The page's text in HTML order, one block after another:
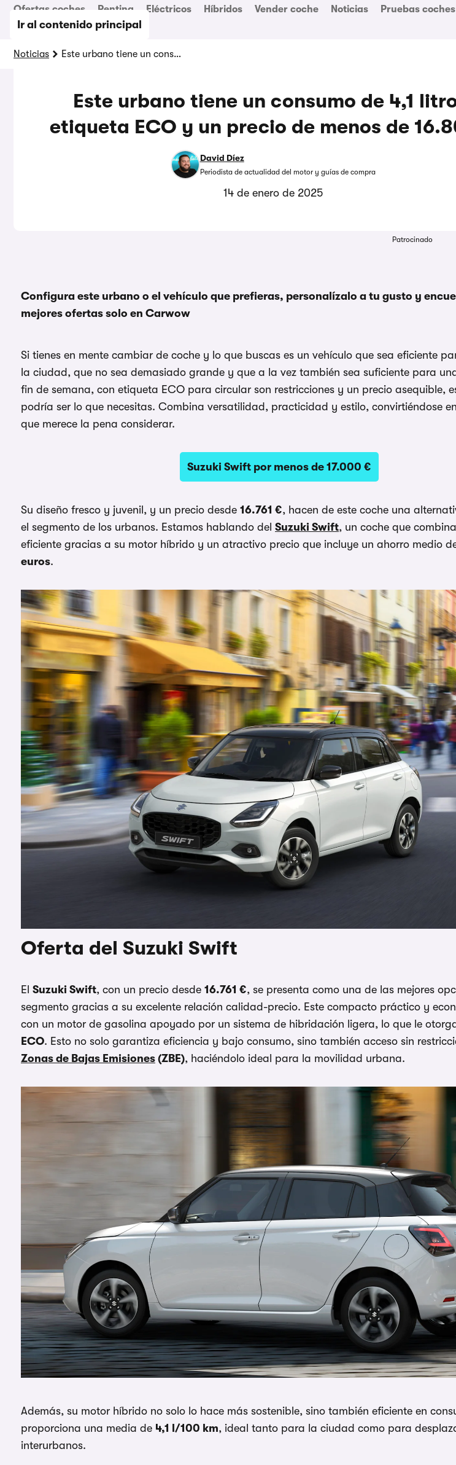
Ir al contenido principal
Ofertas coches Renting Eléctricos Híbridos Vender coche Noticias Pruebas coches
Noticias Este urbano tiene un consumo de 4,1 litros, etiqueta ECO y un precio de menos de 16.800 €
Este urbano tiene un consumo de 4,1
etiqueta ECO y un precio de menos de
David Díez
Periodista de actualidad del motor y guías de compra
14 de enero de 2025
Patrocinado
Configura este urbano o el vehículo que prefieras, personalízalo a tu gusto y
mejores ofertas solo en Carwow
Si tienes en mente cambiar de coche y lo que buscas es un vehículo que sea eficiente
la ciudad, que no sea demasiado grande y que a la vez también sea suficiente para
fin de semana, con etiqueta ECO para circular son restricciones y un precio asequible,
podría ser lo que necesitas. Combina versatilidad, practicidad y estilo, convirtiéndose
que merece la pena considerar.
Suzuki Swift por menos de 17.000 €
Su diseño fresco y juvenil, y un precio desde 16.761 €, hacen de este coche una
el segmento de los urbanos. Estamos hablando del Suzuki Swift, un coche que
eficiente gracias a su motor híbrido y un atractivo precio que incluye un ahorro medio
euros.
Oferta del Suzuki Swift
El Suzuki Swift, con un precio desde 16.761 €, se presenta como una de las mejores
segmento gracias a su excelente relación calidad-precio. Este compacto práctico y
con un motor de gasolina apoyado por un sistema de hibridación ligera, lo que le
ECO. Esto no solo garantiza eficiencia y bajo consumo, sino también acceso sin
Zonas de Bajas Emisiones (ZBE), haciéndolo ideal para la movilidad urbana.
Además, su motor híbrido no solo lo hace más sostenible, sino también eficiente en
proporciona una media de 4,1 l/100 km, ideal tanto para la ciudad como para
interurbanos.